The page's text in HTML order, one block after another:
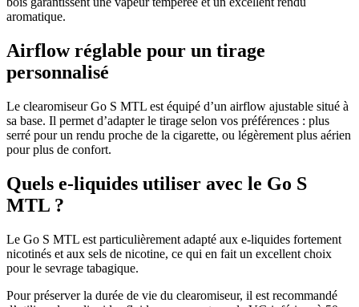
aromatique.
Airflow réglable pour un tirage
personnalisé
Le clearomiseur Go S MTL est équipé d’un airflow ajustable situé à
sa base. Il permet d’adapter le tirage selon vos préférences : plus
serré pour un rendu proche de la cigarette, ou légèrement plus aérien
pour plus de confort.
Quels e-liquides utiliser avec le Go S
MTL ?
Le Go S MTL est particulièrement adapté aux e-liquides fortement
nicotinés et aux sels de nicotine, ce qui en fait un excellent choix
pour le sevrage tabagique.
Pour préserver la durée de vie du clearomiseur, il est recommandé